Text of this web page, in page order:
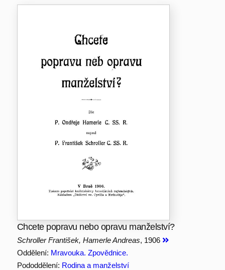
Chcete popravu nebo opravu manželství?
Schroller František, Hamerle Andreas, 1906
Oddělení: Mravouka. Zpovědnice.
Pododdělení: Rodina a manželství